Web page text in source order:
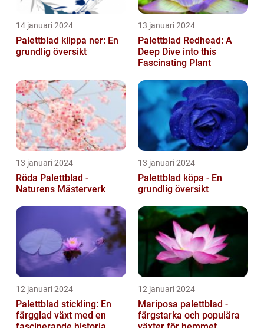
14 januari 2024
Palettblad klippa ner: En
grundlig översikt
13 januari 2024
Palettblad Redhead: A
Deep Dive into this
Fascinating Plant
13 januari 2024
Röda Palettblad -
Naturens Mästerverk
13 januari 2024
Palettblad köpa - En
grundlig översikt
12 januari 2024
Palettblad stickling: En
färgglad växt med en
12 januari 2024
Mariposa palettblad -
färgstarka och populära